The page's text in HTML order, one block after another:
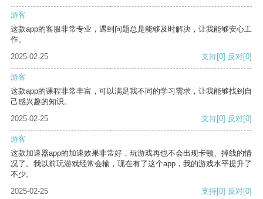
游客
这款app的客服非常专业，遇到问题总是能够及时解决，让我能够安心工
作。
2025-02-25
支持[0] 反对[0]
游客
这款app的课程非常丰富，可以满足我不同的学习需求，让我能够找到自
己感兴趣的知识。
2025-02-25
支持[0] 反对[0]
游客
这款加速器app的加速效果非常好，玩游戏再也不会出现卡顿、掉线的情
况了。我以前玩游戏经常会输，现在有了这个app，我的游戏水平提升了
不少。
2025-02-25
支持[0] 反对[0]